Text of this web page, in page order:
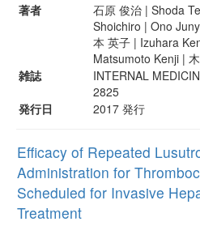
著者
石原 俊治 | Shoda
Shoichiro | Ono
本 英子 | Izuhara
Matsumoto Kenji |
雑誌
INTERNAL
2825
発行日
2017 発行
Efficacy of Repeated
Administration for
Scheduled for Invasive
Treatment